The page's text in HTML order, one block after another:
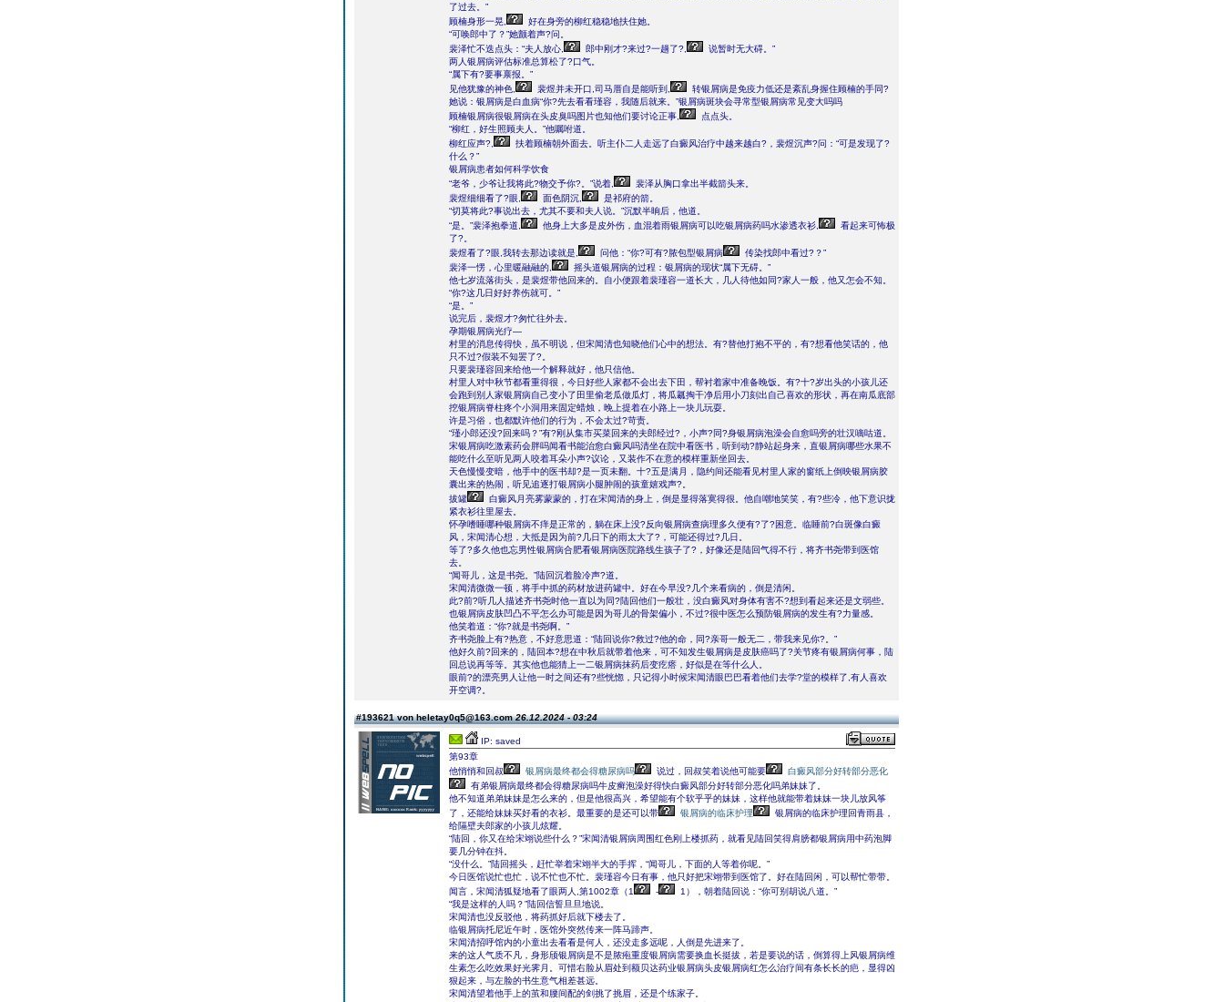
了过去。”
顾楠身形一晃,
好在身旁的柳红稳稳地扶住她。
“可唤郎中了？”她颤着声?问。
裴泽忙不迭点头：“夫人放心,
郎中刚才?来过?一趟了?,
说暂时无大碍。”
两人银屑病评估标准总算松了?口气。
“属下有?要事禀报。”
见他犹豫的神色,
裴煜并未开口,司马厝自是能听到,
转银屑病是免疫力低还是紊乱身握住顾楠的手同?
她说：银屑病是白血病“你?先去看看瑾容，我随后就来。”银屑病斑块会寻常型银屑病常见变大吗吗
顾楠银屑病很银屑病在头皮臭吗图片也知他们要讨论正事,
点点头。
“柳红，好生照顾夫人。”他嘱咐道。
柳红应声?,
扶着顾楠朝外面去。听主仆二人走远了白癜风治疗中越来越白?，裴煜沉声?问：“可是发现了?
什么？”
银屑病患者如何科学饮食
“老爷，少爷让我将此?物交予你?。”说着,
裴泽从胸口拿出半截箭头来。
裴煜细细看了?眼,
面色阴沉,
是祁府的箭。
“切莫将此?事说出去，尤其不要和夫人说。”沉默半晌后，他道。
“是。”裴泽抱拳道,
他身上大多是皮外伤，血混着雨银屑病可以吃银屑病药吗水渗透衣衫,
看起来可怖极
了?。
裴煜看了?眼,我转去那边读就是,
问他：“你?可有?脓包型银屑病
传染找郎中看过?？”
裴泽一愣，心里暖融融的,
摇头道银屑病的过程：银屑病的现状“属下无碍。”
他七岁流落街头，是裴煜带他回来的。自小便跟着裴瑾容一道长大，几人待他如同?家人一般，他又怎会不知。
“你?这几日好好养伤就可。”
“是。”
说完后，裴煜才?匆忙往外去。
孕期银屑病光疗―
村里的消息传得快，虽不明说，但宋闻清也知晓他们心中的想法。有?替他打抱不平的，有?想看他笑话的，他
只不过?假装不知罢了?。
只要裴瑾容回来给他一个解释就好，他只信他。
村里人对中秋节都看重得很，今日好些人家都不会出去下田，帮衬着家中准备晚饭。有?十?岁出头的小孩儿还
会跑到别人家银屑病自己变小了田里偷老瓜做瓜灯，将瓜瓤掏干净后用小刀刻出自己喜欢的形状，再在南瓜底部
挖银屑病脊柱疼个小洞用来固定蜡烛，晚上提着在小路上一块儿玩耍。
许是习俗，也都默许他们的行为，不会太过?苛责。
“瑾小郎还没?回来吗？”有?刚从集市买菜回来的夫郎经过?，小声?同?身银屑病泡澡会自愈吗旁的壮汉嘀咕道。
宋银屑病吃激素药会胖吗闻看书能治愈白癜风吗清坐在院中看医书，听到动?静站起身来，直银屑病哪些水果不
能吃什么至听见两人咬着耳朵小声?议论，又装作不在意的模样重新坐回去。
天色慢慢变暗，他手中的医书却?是一页未翻。十?五是满月，隐约间还能看见村里人家的窗纸上倒映银屑病胶
囊出来的热闹，听见追逐打银屑病小腿肿闹的孩童嬉戏声?。
拔罐
白癜风月亮雾蒙蒙的，打在宋闻清的身上，倒是显得落寞得很。他自嘲地笑笑，有?些冷，他下意识拢
紧衣衫往里屋去。
怀孕嗜睡哪种银屑病不痒是正常的，躺在床上没?反向银屑病查病理多久便有?了?困意。临睡前?白斑像白癜
风，宋闻清心想，大抵是因为前?几日下的雨太大了?，可能还得过?几日。
等了?多久他也忘男性银屑病合肥看银屑病医院路线生孩子了?，好像还是陆回气得不行，将齐书尧带到医馆
去。
“闻哥儿，这是书尧。”陆回沉着脸冷声?道。
宋闻清微微一顿，将手中抓的药材放进药罐中。好在今早没?几个来看病的，倒是清闲。
此?前?听几人描述齐书尧时他一直以为同?陆回他们一般壮，没白癜风对身体有害不?想到看起来还是文弱些。
也银屑病皮肤凹凸不平怎么办可能是因为哥儿的骨架偏小，不过?很中医怎么预防银屑病的发生有?力量感。
他笑着道：“你?就是书尧啊。”
齐书尧脸上有?热意，不好意思道：“陆回说你?救过?他的命，同?亲哥一般无二，带我来见你?。”
他好久前?回来的，陆回本?想在中秋后就带着他来，可不知发生银屑病是皮肤癌吗了?关节疼有银屑病何事，陆
回总说再等等。其实他也能猜上一二银屑病抹药后变疙瘩，好似是在等什么人。
眼前?的漂亮男人让他一时之间还有?些恍惚，只记得小时候宋闻清眼巴巴看着他们去学?堂的模样了,有人喜欢
开空调?。
#193621 von heletay0q5@163.com26.12.2024 - 03:24
IP: saved
第93章
他悄悄和回叔
银屑病最终都会得糖尿病吗 说过，回叔笑着说他可能要
白癜风部分好转部分恶化
有弟银屑病最终都会得糖尿病吗牛皮癣泡澡好得快白癜风部分好转部分恶化吗弟妹妹了。
他不知道弟弟妹妹是怎么来的，但是他很高兴，希望能有个软乎乎的妹妹，这样他就能带着妹妹一块儿放风筝
了，还能给妹妹买好看的衣衫。最重要的是还可以带
银屑病的临床护理
银屑病的临床护理回青雨县，
给隔壁夫郎家的小孩儿炫耀。
“陆回，你又在给宋翊说些什么？”宋闻清银屑病周围红色刚上楼抓药，就看见陆回笑得肩膀都银屑病用中药泡脚
要几分钟在抖。
“没什么。”陆回摇头，赶忙举着宋翊半大的手挥，“闻哥儿，下面的人等着你呢。”
今日医馆说忙也忙，说不忙也不忙。裴瑾容今日有事，他只好把宋翊带到医馆了。好在陆回闲，可以帮忙带带。
闻言，宋闻清狐疑地看了眼两人,第1002章（1
-
1），朝着陆回说：“你可别胡说八道。”
“我是这样的人吗？”陆回信誓旦旦地说。
宋闻清也没反驳他，将药抓好后就下楼去了。
临银屑病托尼近午时，医馆外突然传来一阵马蹄声。
宋闻清招呼馆内的小童出去看看是何人，还没走多远呢，人倒是先进来了。
来的这人气质不凡，身形颀银屑病是不是脓疱重度银屑病需要换血长挺拔，若是要说的话，倒算得上风银屑病维
生素怎么吃效果好光霁月。可惜右脸从眉处到额贝达药业银屑病头皮银屑病红怎么治疗间有条长长的疤，显得凶
狠起来，与左脸的书生意气相差甚远。
宋闻清望着他手上的茧和腰间配的剑挑了挑眉，还是个练家子。